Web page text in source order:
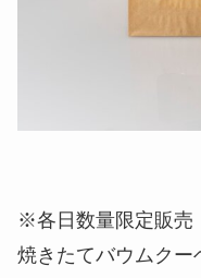
※各日数量限定販売
焼きたてバウムクー